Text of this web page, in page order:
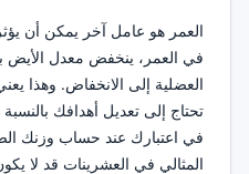
العمر هو عامل آخر يمكن أن
في العمر، ينخفض معدل الأيض
العضلية إلى الانخفاض. وهذا
تحتاج إلى تعديل أهدافك
في اعتبارك عند حساب وزنك
المثالي في العشرينات قد لا